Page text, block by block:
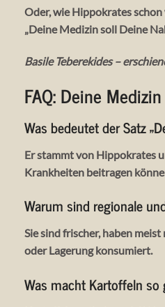
Oder, wie Hippokrates schon
„Deine Medizin soll Deine
Basile Teberekides –
FAQ: Deine
Was bedeutet der Satz
Er stammt von Hippokrates
Krankheiten beitragen
Warum sind regionale
Sie sind frischer, haben
oder Lagerung konsumiert.
Was macht Kartoffeln so